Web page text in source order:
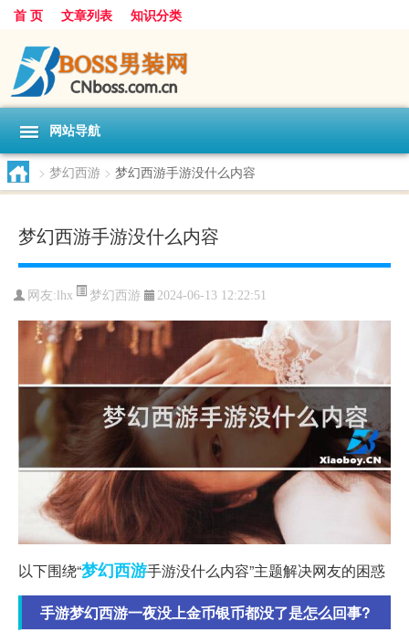
首 页 文章列表 知识分类
网站导航
> 梦幻西游 > 梦幻西游手游没什么内容
梦幻西游手游没什么内容
网友: lhx 梦幻西游 2024-06-13 12:22:51
以下围绕“梦幻西游手游没什么内容”主题解决网友的困惑
手游梦幻西游一夜没上金币银币都没了是怎么回事?